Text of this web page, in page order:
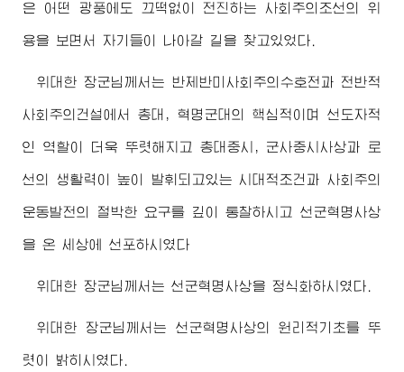
은 어떤 광풍에도 끄떡없이 전진하는 사회주의조선의 위
용을 보면서 자기들이 나아갈 길을 찾고있었다.
위대한 장군님 께서는 반제반미사회주의수호전과 전반적
사회주의건설에서 총대, 혁명군대의 핵심적이며 선도자적
인 역할이 더욱 뚜렷해지고 총대중시, 군사중시사상과 로
선의 생활력이 높이 발휘되고있는 시대적조건과 사회주의
운동발전의 절박한 요구를 깊이 통찰하시고 선군혁명사상
을 온 세상에 선포하시였다
위대한 장군님 께서는 선군혁명사상을 정식화하시였다.
위대한 장군님 께서는 선군혁명사상의 원리적기초를 뚜
렷이 밝히시였다.